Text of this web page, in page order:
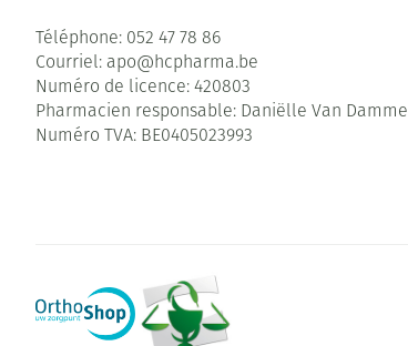
Téléphone: 052 47 78 86
Courriel: apo@hcpharma.be
Numéro de licence: 420803
Pharmacien responsable: Daniëlle Van Damme
Numéro TVA: BE0405023993